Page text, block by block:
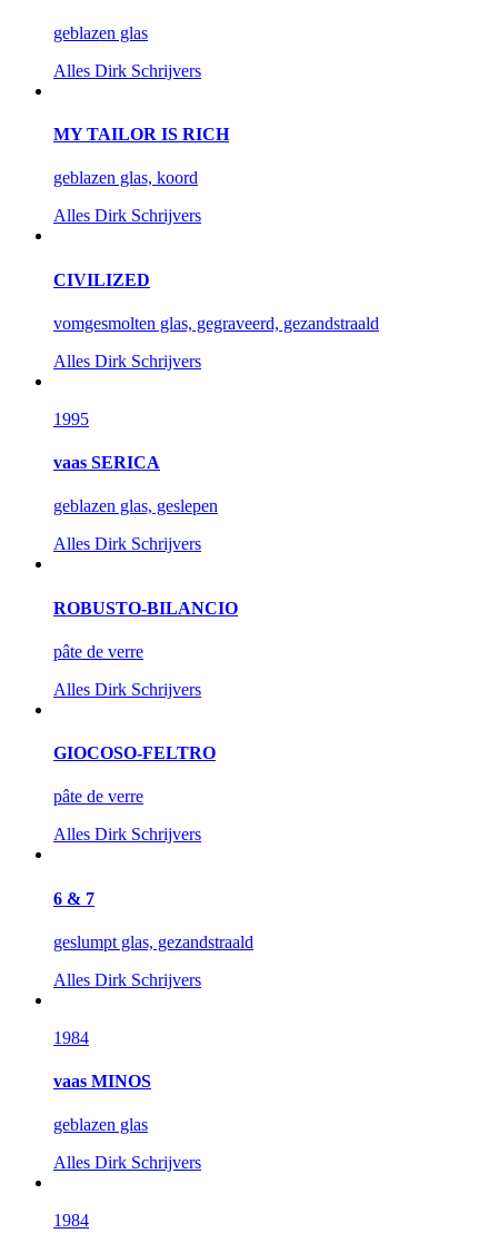
geblazen glas
Alles Dirk Schrijvers
MY TAILOR IS RICH
geblazen glas, koord
Alles Dirk Schrijvers
CIVILIZED
vomgesmolten glas, gegraveerd, gezandstraald
Alles Dirk Schrijvers
1995
vaas SERICA
geblazen glas, geslepen
Alles Dirk Schrijvers
ROBUSTO-BILANCIO
pâte de verre
Alles Dirk Schrijvers
GIOCOSO-FELTRO
pâte de verre
Alles Dirk Schrijvers
6 & 7
geslumpt glas, gezandstraald
Alles Dirk Schrijvers
1984
vaas MINOS
geblazen glas
Alles Dirk Schrijvers
1984